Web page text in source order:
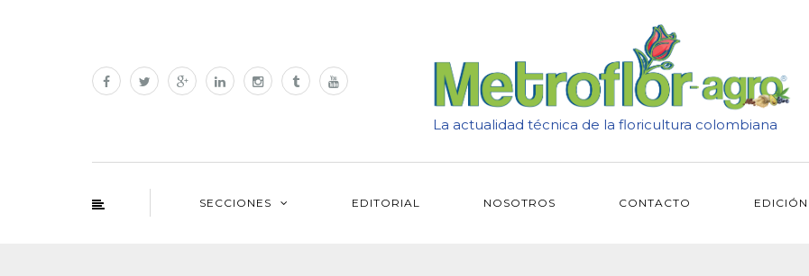
La actualidad técnica de la floricultura colombiana
SECCIONES EDITORIAL NOSOTROS CONTACTO